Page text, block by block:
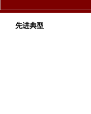
先进典型